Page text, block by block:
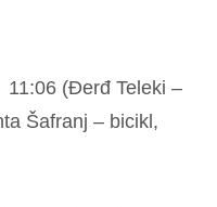
11:06 (Đerđ Teleki –
Šafranj – bicikl,